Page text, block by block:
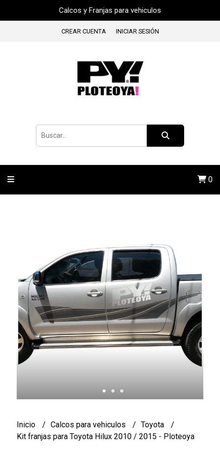
Calcos y Franjas para vehiculos
CREAR CUENTA INICIAR SESIÓN
0
Inicio Calcos para vehiculos
Toyota
Kit franjas para Toyota Hilux 2010 / 2015 - Ploteoya